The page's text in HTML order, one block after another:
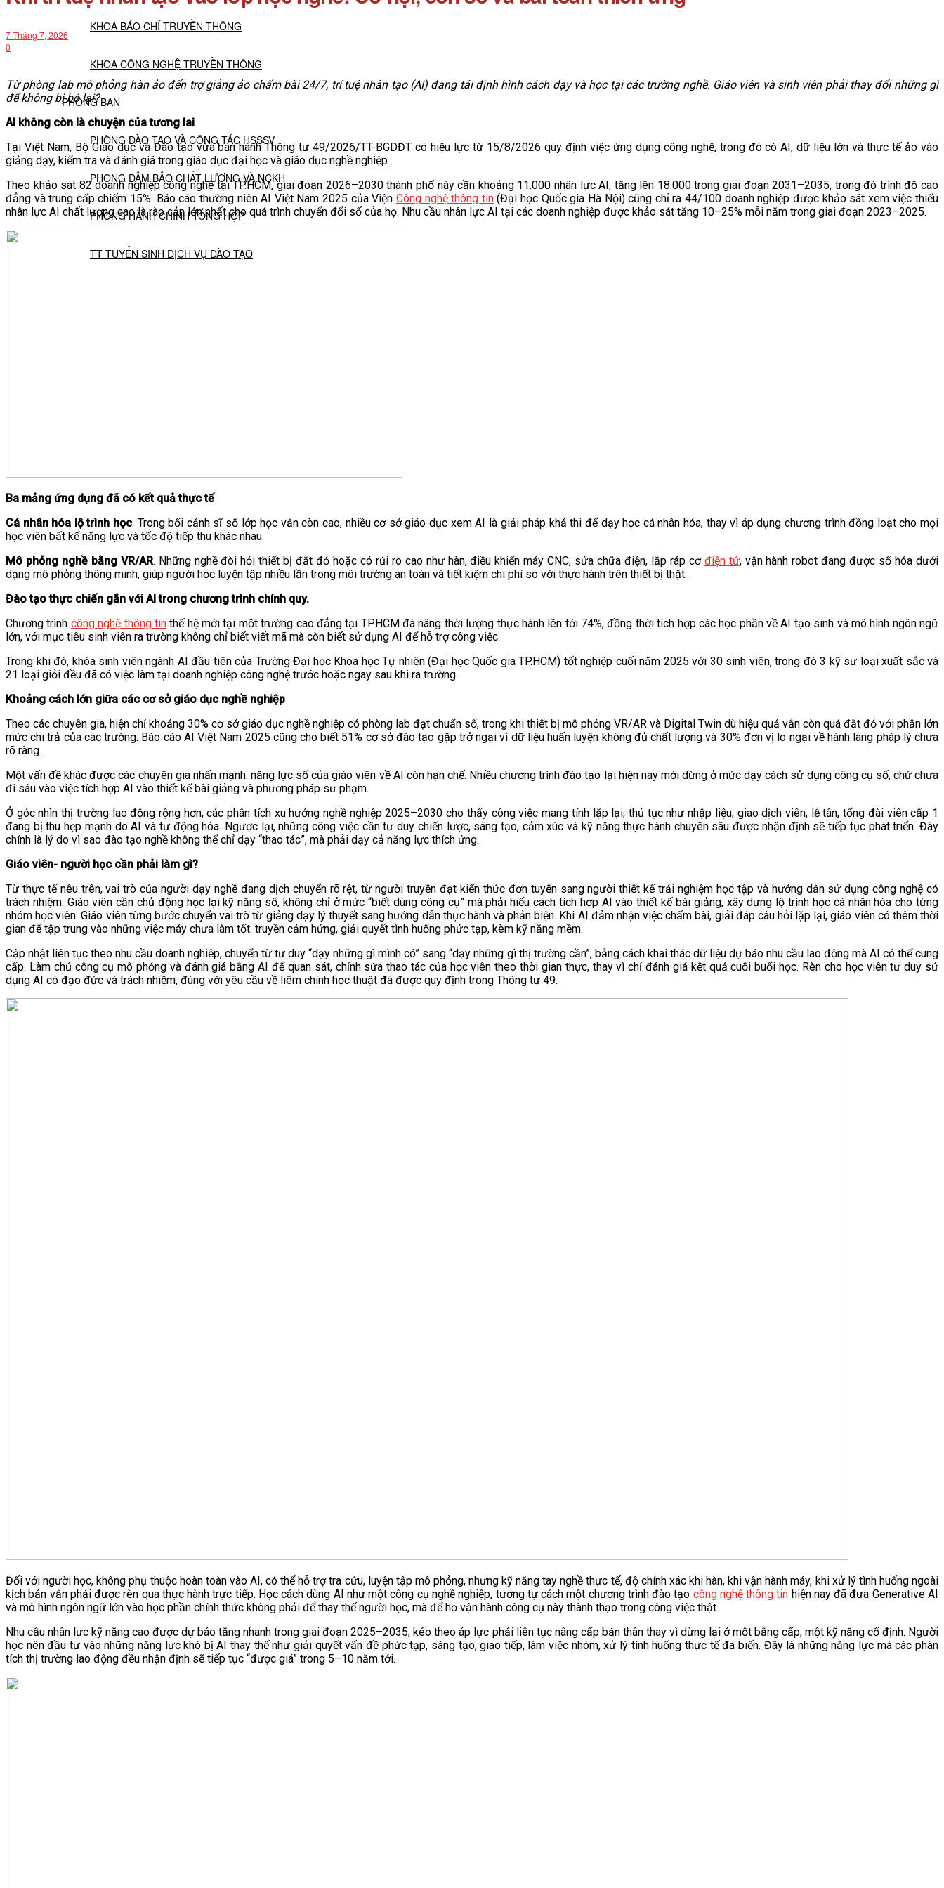
KHOA BÁO CHÍ TRUYỀN THÔNG
KHOA CÔNG NGHỆ TRUYỀN THÔNG
PHÒNG BAN
PHÒNG ĐÀO TẠO VÀ CÔNG TÁC HSSSV
PHÒNG ĐẢM BẢO CHẤT LƯỢNG VÀ NCKH
PHÒNG HÀNH CHÍNH TỔNG HỢP
TT TUYỂN SINH DỊCH VỤ ĐÀO TẠO
7 Tháng 7, 2026
0
Từ phòng lab mô phỏng hàn ảo đến trợ giảng ảo chấm bài 24/7, trí tuệ nhân tạo (AI) đang tái định hình cách dạy và học tại các trường nghề. Giáo viên và sinh viên phải thay đổi những gì
để không bị bỏ lại?
AI không còn là chuyện của tương lai
Tại Việt Nam, Bộ Giáo dục và Đào tạo vừa ban hành Thông tư 49/2026/TT-BGDĐT có hiệu lực từ 15/8/2026 quy định việc ứng dụng công nghệ, trong đó có AI, dữ liệu lớn và thực tế ảo vào
giảng dạy, kiểm tra và đánh giá trong giáo dục đại học và giáo dục nghề nghiệp.
Theo khảo sát 82 doanh nghiệp công nghệ tại TP.HCM, giai đoạn 2026–2030 thành phố này cần khoảng 11.000 nhân lực AI, tăng lên 18.000 trong giai đoạn 2031–2035, trong đó trình độ cao
đẳng và trung cấp chiếm 15%. Báo cáo thường niên AI Việt Nam 2025 của Viện Công nghệ thông tin(Đại học Quốc gia Hà Nội) cũng chỉ ra 44/100 doanh nghiệp được khảo sát xem việc thiếu
nhân lực AI chất lượng cao là rào cản lớn nhất cho quá trình chuyển đổi số của họ. Nhu cầu nhân lực AI tại các doanh nghiệp được khảo sát tăng 10–25% mỗi năm trong giai đoạn 2023–2025.
Ba mảng ứng dụng đã có kết quả thực tế
Cá nhân hóa lộ trình học. Trong bối cảnh sĩ số lớp học vẫn còn cao, nhiều cơ sở giáo dục xem AI là giải pháp khả thi để dạy học cá nhân hóa, thay vì áp dụng chương trình đồng loạt cho mọi
học viên bất kể năng lực và tốc độ tiếp thu khác nhau.
Mô phỏng nghề bằng VR/AR. Những nghề đòi hỏi thiết bị đắt đỏ hoặc có rủi ro cao như hàn, điều khiển máy CNC, sửa chữa điện, lắp ráp cơ điện tử, vận hành robot đang được số hóa dưới
dạng mô phỏng thông minh, giúp người học luyện tập nhiều lần trong môi trường an toàn và tiết kiệm chi phí so với thực hành trên thiết bị thật.
Đào tạo thực chiến gắn với AI trong chương trình chính quy.
Chương trình công nghệ thông tinthế hệ mới tại một trường cao đẳng tại TP.HCM đã nâng thời lượng thực hành lên tới 74%, đồng thời tích hợp các học phần về AI tạo sinh và mô hình ngôn ngữ
lớn, với mục tiêu sinh viên ra trường không chỉ biết viết mã mà còn biết sử dụng AI để hỗ trợ công việc.
Trong khi đó, khóa sinh viên ngành AI đầu tiên của Trường Đại học Khoa học Tự nhiên (Đại học Quốc gia TP.HCM) tốt nghiệp cuối năm 2025 với 30 sinh viên, trong đó 3 kỹ sư loại xuất sắc và
21 loại giỏi đều đã có việc làm tại doanh nghiệp công nghệ trước hoặc ngay sau khi ra trường.
Khoảng cách lớn giữa các cơ sở giáo dục nghề nghiệp
Theo các chuyên gia, hiện chỉ khoảng 30% cơ sở giáo dục nghề nghiệp có phòng lab đạt chuẩn số, trong khi thiết bị mô phỏng VR/AR và Digital Twin dù hiệu quả vẫn còn quá đắt đỏ với phần lớn
mức chi trả của các trường. Báo cáo AI Việt Nam 2025 cũng cho biết 51% cơ sở đào tạo gặp trở ngại vì dữ liệu huấn luyện không đủ chất lượng và 30% đơn vị lo ngại về hành lang pháp lý chưa
rõ ràng.
Một vấn đề khác được các chuyên gia nhấn mạnh: năng lực số của giáo viên về AI còn hạn chế. Nhiều chương trình đào tạo lại hiện nay mới dừng ở mức dạy cách sử dụng công cụ số, chứ chưa
đi sâu vào việc tích hợp AI vào thiết kế bài giảng và phương pháp sư phạm.
Ở góc nhìn thị trường lao động rộng hơn, các phân tích xu hướng nghề nghiệp 2025–2030 cho thấy công việc mang tính lặp lại, thủ tục như nhập liệu, giao dịch viên, lễ tân, tổng đài viên cấp 1
đang bị thu hẹp mạnh do AI và tự động hóa. Ngược lại, những công việc cần tư duy chiến lược, sáng tạo, cảm xúc và kỹ năng thực hành chuyên sâu được nhận định sẽ tiếp tục phát triển. Đây
chính là lý do vì sao đào tạo nghề không thể chỉ dạy “thao tác”, mà phải dạy cả năng lực thích ứng.
Giáo viên- người học cần phải làm gì?
Từ thực tế nêu trên, vai trò của người dạy nghề đang dịch chuyển rõ rệt, từ người truyền đạt kiến thức đơn tuyến sang người thiết kế trải nghiệm học tập và hướng dẫn sử dụng công nghệ có
trách nhiệm. Giáo viên cần chủ động học lại kỹ năng số, không chỉ ở mức “biết dùng công cụ” mà phải hiểu cách tích hợp AI vào thiết kế bài giảng, xây dựng lộ trình học cá nhân hóa cho từng
nhóm học viên. Giáo viên từng bước chuyển vai trò từ giảng dạy lý thuyết sang hướng dẫn thực hành và phản biện. Khi AI đảm nhận việc chấm bài, giải đáp câu hỏi lặp lại, giáo viên có thêm thời
gian để tập trung vào những việc máy chưa làm tốt: truyền cảm hứng, giải quyết tình huống phức tạp, kèm kỹ năng mềm.
Cập nhật liên tục theo nhu cầu doanh nghiệp, chuyển từ tư duy “dạy những gì mình có” sang “dạy những gì thị trường cần”, bằng cách khai thác dữ liệu dự báo nhu cầu lao động mà AI có thể cung
cấp. Làm chủ công cụ mô phỏng và đánh giá bằng AI để quan sát, chỉnh sửa thao tác của học viên theo thời gian thực, thay vì chỉ đánh giá kết quả cuối buổi học. Rèn cho học viên tư duy sử
dụng AI có đạo đức và trách nhiệm, đúng với yêu cầu về liêm chính học thuật đã được quy định trong Thông tư 49.
Đối với người học, không phụ thuộc hoàn toàn vào AI, có thể hỗ trợ tra cứu, luyện tập mô phỏng, nhưng kỹ năng tay nghề thực tế, độ chính xác khi hàn, khi vận hành máy, khi xử lý tình huống ngoài
kịch bản vẫn phải được rèn qua thực hành trực tiếp. Học cách dùng AI như một công cụ nghề nghiệp, tương tự cách một chương trình đào tạo công nghệ thông tin hiện nay đã đưa Generative AI
và mô hình ngôn ngữ lớn vào học phần chính thức không phải để thay thế người học, mà để họ vận hành công cụ này thành thạo trong công việc thật.
Nhu cầu nhân lực kỹ năng cao được dự báo tăng nhanh trong giai đoạn 2025–2035, kéo theo áp lực phải liên tục nâng cấp bản thân thay vì dừng lại ở một bằng cấp, một kỹ năng cố định. Người
học nên đầu tư vào những năng lực khó bị AI thay thế như giải quyết vấn đề phức tạp, sáng tạo, giao tiếp, làm việc nhóm, xử lý tình huống thực tế đa biến. Đây là những năng lực mà các phân
tích thị trường lao động đều nhận định sẽ tiếp tục “được giá” trong 5–10 năm tới.